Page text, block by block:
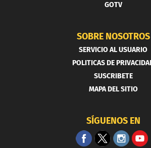
GOTV
SOBRE NOSOTROS
SERVICIO AL USUARIO
POLITICAS DE
SUSCRIBETE
MAPA DEL SITIO
SÍGUENOS EN